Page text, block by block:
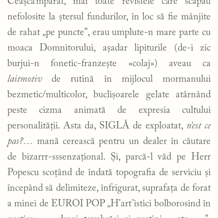
nefolosite la ștersul fundurilor, în loc să fie mânjite
de rahat „pe puncte”, erau umplute-n mare parte cu
moaca Domnitorului, așadar lipiturile (de-i zic
burjui-n fonetic-franzește «colaj») aveau ca
laitmotivde rutină în mijlocul mormanului
bezmetic/multicolor, buclișoarele gelate atârnând
peste cizma animată de expresia cultului
personalității. Asta da, SIGLĂ de exploatat, n’est ce
pas?… mană cerească pentru un dealer în căutare
de bizarrr-sssenzațional. Și, parcă-l văd pe Herr
Popescu scoțând de îndată topografia de serviciu și
începând să delimiteze, înfrigurat, suprafața de forat
a minei de EUROI POP „H’art’istici bolborosind în